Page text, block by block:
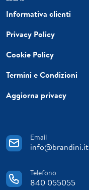
Informativa clienti
Privacy Policy
Cookie Policy
Termini e Condizioni
Aggiorna privacy
Email
info@brandini.it
Telefono
840 055055